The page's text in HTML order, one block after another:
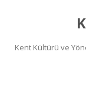
Kent Kültürü ve